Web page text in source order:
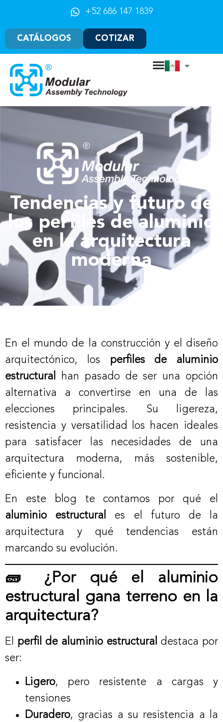
+52 686 147 1839
CATÁLOGOS COTIZAR
Tendencias y futuro de
los perfiles de aluminio
en la arquitectura
moderna
En el mundo de la construcción y el diseño
arquitectónico, los perfiles de aluminio
estructural
han pasado de ser una opción
alternativa a convertirse en una de las
elecciones principales. Su ligereza,
resistencia y versatilidad los hacen ideales
para satisfacer las necesidades de una
arquitectura moderna, más sostenible,
eficiente y funcional.
En este blog te contamos por qué el
aluminio estructural
es el futuro de la
arquitectura y qué tendencias están
marcando su evolución.
🧱 ¿Por qué el aluminio
estructural gana terreno en la
arquitectura?
El perfil de aluminio estructural destaca por
ser:
Ligero, pero resistente a cargas y
tensiones
Duradero, gracias a su resistencia a la